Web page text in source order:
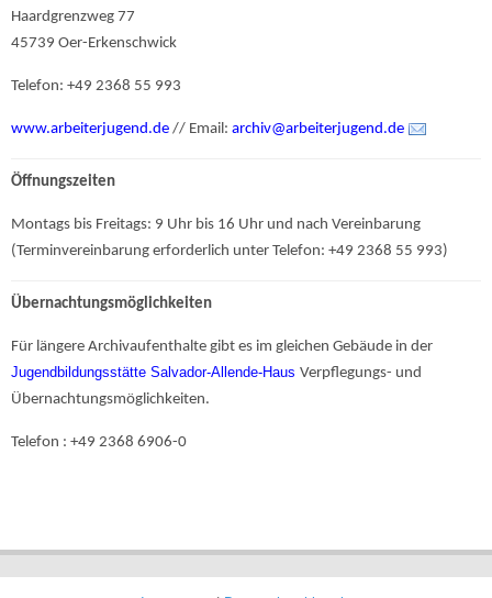
Haardgrenzweg 77
45739 Oer-Erkenschwick
Telefon: +49 2368 55 993
www.arbeiterjugend.de // Email: archiv@arbeiterjugend.de
Öffnungszeiten
Montags bis Freitags: 9 Uhr bis 16 Uhr und nach Vereinbarung
(Terminvereinbarung erforderlich unter Telefon: +49 2368 55 993)
Übernachtungsmöglichkeiten
Für längere Archivaufenthalte gibt es im gleichen Gebäude in der
Jugendbildungsstätte Salvador-Allende-Haus Verpflegungs- und
Übernachtungsmöglichkeiten.
Telefon : +49 2368 6906-0